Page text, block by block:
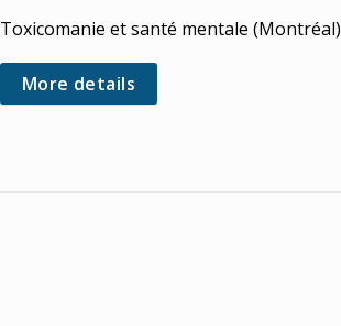
Toxicomanie et santé mentale (Montréal)
More details